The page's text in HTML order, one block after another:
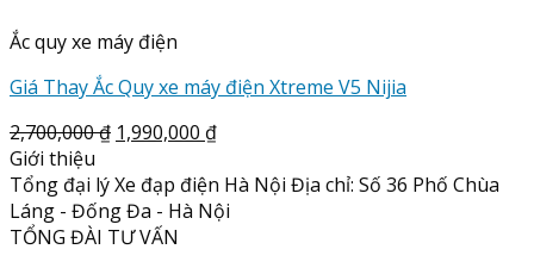
Ắc quy xe máy điện
Giá Thay Ắc Quy xe máy điện Xtreme V5 Nijia
2,700,000₫ 1,990,000 ₫
Giới thiệu
Tổng đại lý Xe đạp điện Hà Nội Địa chỉ: Số 36 Phố Chùa
Láng - Đống Đa - Hà Nội
TỔNG ĐÀI TƯ VẤN